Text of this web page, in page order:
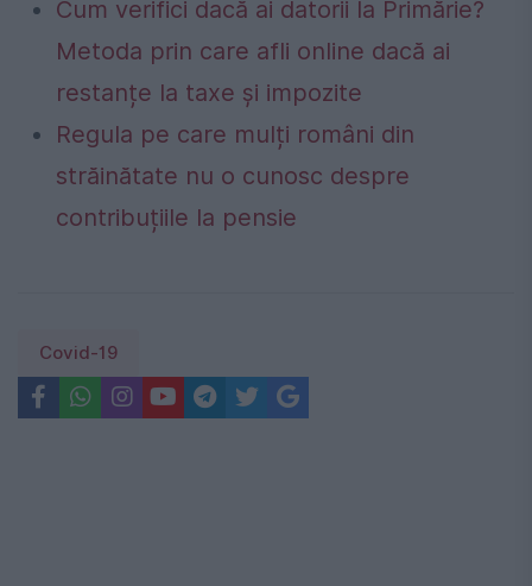
Cum verifici dacă ai datorii la Primărie?
Metoda prin care afli online dacă ai
restanțe la taxe și impozite
Regula pe care mulți români din
străinătate nu o cunosc despre
contribuțiile la pensie
Covid-19